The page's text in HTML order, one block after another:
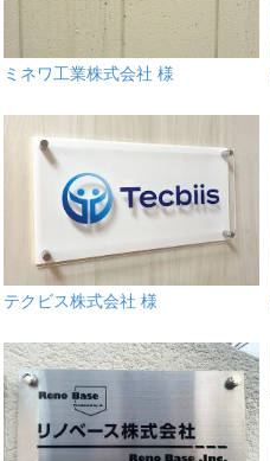
ミネワ工業株式会社 様
テクビス株式会社 様